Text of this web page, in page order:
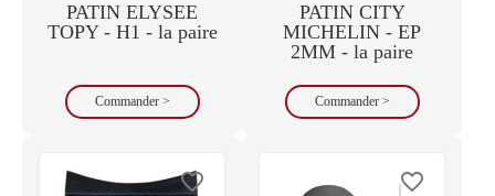
PATIN ELYSEE
TOPY - H1 - la paire
Commander >
PATIN CITY
MICHELIN - EP
2MM - la paire
Commander >
favorite_border favorite_border